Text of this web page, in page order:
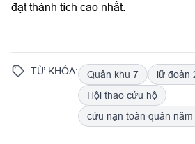
đạt thành tích cao nhất.
TỪ KHÓA: Quân khu 7
lữ đoàn
Hội thao cứu hộ
cứu nạn toàn quân năm